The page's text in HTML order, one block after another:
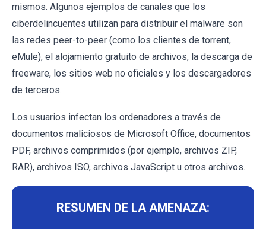
mismos. Algunos ejemplos de canales que los
ciberdelincuentes utilizan para distribuir el malware son
las redes peer-to-peer (como los clientes de torrent,
eMule), el alojamiento gratuito de archivos, la descarga de
freeware, los sitios web no oficiales y los descargadores
de terceros.
Los usuarios infectan los ordenadores a través de
documentos maliciosos de Microsoft Office, documentos
PDF, archivos comprimidos (por ejemplo, archivos ZIP,
RAR), archivos ISO, archivos JavaScript u otros archivos.
RESUMEN DE LA AMENAZA: